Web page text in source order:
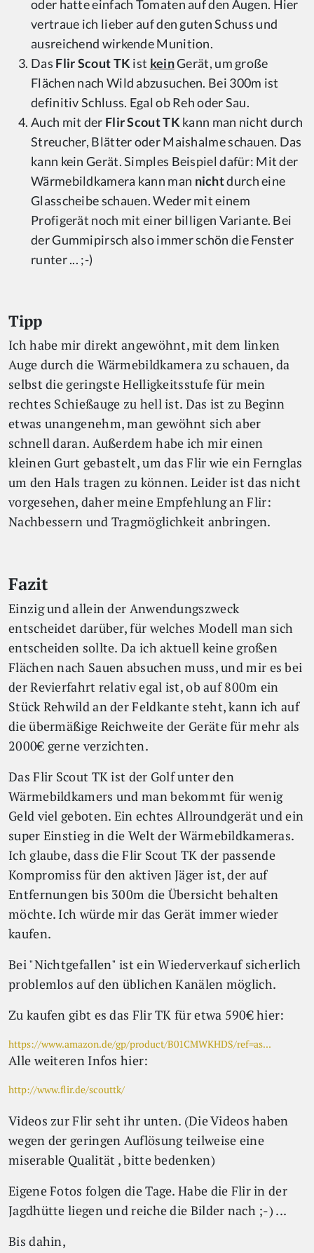
oder hatte einfach Tomaten auf den Augen. Hier
vertraue ich lieber auf den guten Schuss und
ausreichend wirkende Munition.
Das Flir Scout TK ist keinGerät, um große
Flächen nach Wild abzusuchen. Bei 300m ist
definitiv Schluss. Egal ob Reh oder Sau.
Auch mit der Flir Scout TK kann man nicht durch
Streucher, Blätter oder Maishalme schauen. Das
kann kein Gerät. Simples Beispiel dafür: Mit der
Wärmebildkamera kann man nichtdurch eine
Glasscheibe schauen. Weder mit einem
Profigerät noch mit einer billigen Variante. Bei
der Gummipirsch also immer schön die Fenster
runter ... ;-)
Tipp
Ich habe mir direkt angewöhnt, mit dem linken
Auge durch die Wärmebildkamera zu schauen, da
selbst die geringste Helligkeitsstufe für mein
rechtes Schießauge zu hell ist. Das ist zu Beginn
etwas unangenehm, man gewöhnt sich aber
schnell daran. Außerdem habe ich mir einen
kleinen Gurt gebastelt, um das Flir wie ein Fernglas
um den Hals tragen zu können. Leider ist das nicht
vorgesehen, daher meine Empfehlung an Flir:
Nachbessern und Tragmöglichkeit anbringen.
Fazit
Einzig und allein der Anwendungszweck
entscheidet darüber, für welches Modell man sich
entscheiden sollte. Da ich aktuell keine großen
Flächen nach Sauen absuchen muss, und mir es bei
der Revierfahrt relativ egal ist, ob auf 800m ein
Stück Rehwild an der Feldkante steht, kann ich auf
die übermäßige Reichweite der Geräte für mehr als
2000€ gerne verzichten.
Das Flir Scout TK ist der Golf unter den
Wärmebildkamers und man bekommt für wenig
Geld viel geboten. Ein echtes Allroundgerät und ein
super Einstieg in die Welt der Wärmebildkameras.
Ich glaube, dass die Flir Scout TK der passende
Kompromiss für den aktiven Jäger ist, der auf
Entfernungen bis 300m die Übersicht behalten
möchte. Ich würde mir das Gerät immer wieder
kaufen.
Bei "Nichtgefallen" ist ein Wiederverkauf sicherlich
problemlos auf den üblichen Kanälen möglich.
Zu kaufen gibt es das Flir TK für etwa 590€ hier:
https://www.amazon.de/gp/product/B01CMWKHDS/ref=as...
Alle weiteren Infos hier:
http://www.flir.de/scouttk/
Videos zur Flir seht ihr unten. (Die Videos haben
wegen der geringen Auflösung teilweise eine
miserable Qualität , bitte bedenken)
Eigene Fotos folgen die Tage. Habe die Flir in der
Jagdhütte liegen und reiche die Bilder nach ;-) ...
Bis dahin,